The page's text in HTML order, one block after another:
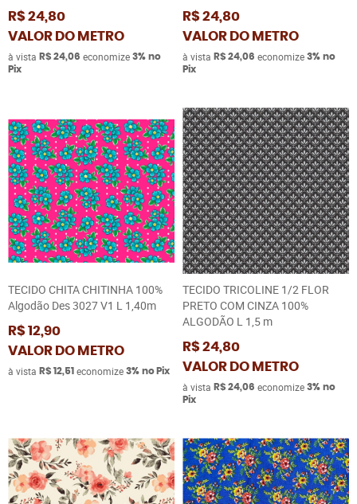
R$ 24,80
VALOR DO METRO
à vista R$ 24,06 economize 3% no
Pix
R$ 24,80
VALOR DO METRO
à vista R$ 24,06 economize 3% no
Pix
TECIDO CHITA CHITINHA 100%
Algodão Des 3027 V1 L 1,40m
R$ 12,90
VALOR DO METRO
à vista R$ 12,51 economize 3% no Pix
TECIDO TRICOLINE 1/2 FLOR
PRETO COM CINZA 100%
ALGODÃO L 1,5 m
R$ 24,80
VALOR DO METRO
à vista R$ 24,06 economize 3% no
Pix